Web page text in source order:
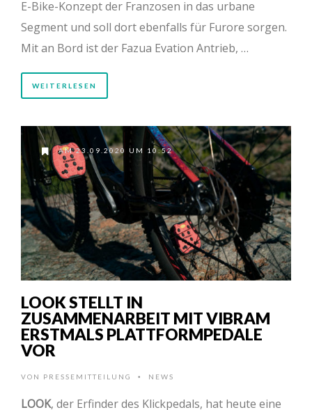
E-Bike-Konzept der Franzosen in das urbane
Segment und soll dort ebenfalls für Furore sorgen.
Mit an Bord ist der Fazua Evation Antrieb, …
WEITERLESEN
AM 23.09.2020 UM 10:52
LOOK STELLT IN
ZUSAMMENARBEIT MIT VIBRAM
ERSTMALS PLATTFORMPEDALE
VOR
VON PRESSEMITTEILUNG • NEWS
LOOK, der Erfinder des Klickpedals, hat heute eine